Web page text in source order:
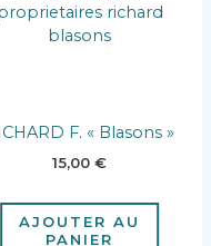
F. « Blasons »
15,00€
AJOUTER AU
PANIER